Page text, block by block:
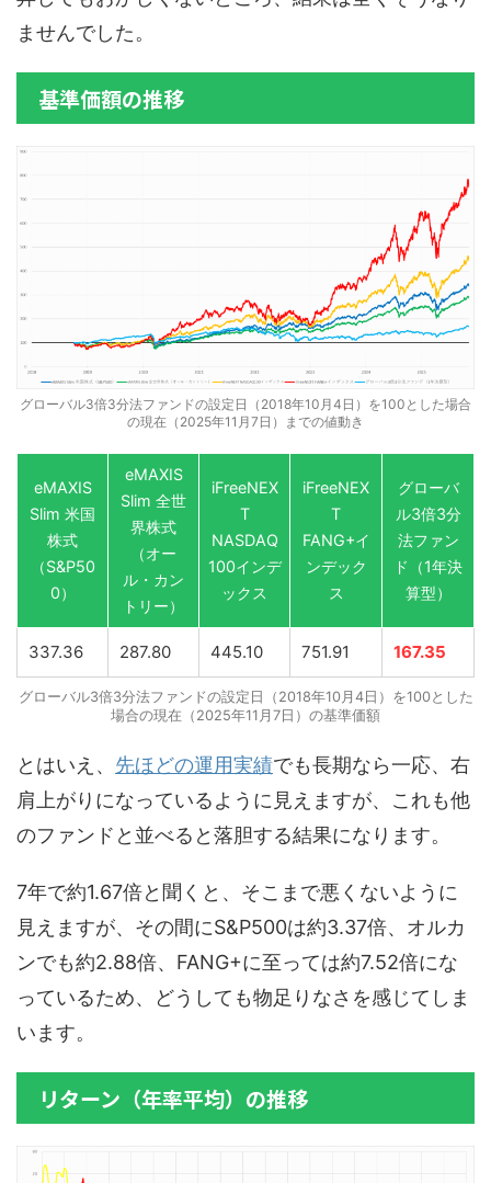
ませんでした。
基準価額の推移
グローバル3倍3分法ファンドの設定日（2018年10月4日）を100とした場合
の現在（2025年11月7日）までの値動き
eMAXIS
Slim 米国
株式
（S&P50
0）
eMAXIS
Slim 全世
界株式
（オー
ル・カン
トリー）
iFreeNEX
T
NASDAQ
100インデ
ックス
iFreeNEX
T
FANG+イ
ンデック
ス
グローバ
ル3倍3分
法ファン
ド（1年決
算型）
337.36 287.80 445.10 751.91 167.35
グローバル3倍3分法ファンドの設定日（2018年10月4日）を100とした
場合の現在（2025年11月7日）の基準価額
とはいえ、 先ほどの運用実績でも長期なら一応、右
肩上がりになっているように見えますが、これも他
のファンドと並べると落胆する結果になります。
7年で約1.67倍と聞くと、そこまで悪くないように
見えますが、その間にS&P500は約3.37倍、オルカ
ンでも約2.88倍、FANG+に至っては約7.52倍にな
っているため、どうしても物足りなさを感じてしま
います。
リターン（年率平均）の推移